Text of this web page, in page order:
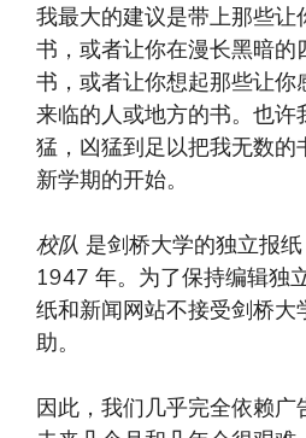
我最大的建议是带上那些让
书，或者让你在漫长黑暗的
书，或者让你想起那些让你
来临的人或地方的书。也许
猛，凶猛到足以把我无数的
新学期的开始。
校队 是剑桥大学的独立报
1947 年。为了保持编辑独
纸和新闻网站不接受剑桥大
助。
因此，我们几乎完全依赖